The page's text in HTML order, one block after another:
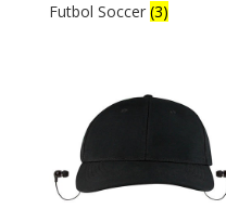
Futbol Soccer (3)